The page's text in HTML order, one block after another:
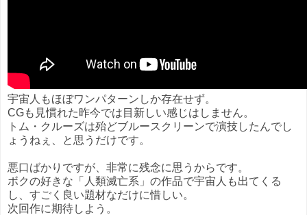
宇宙人もほぼワンパターンしか存在せず。
CGも見慣れた昨今では目新しい感じはしません。
トム・クルーズは殆どブルースクリーンで演技したんでし
ょうねぇ、と思うだけです。
悪口ばかりですが、非常に残念に思うからです。
ボクの好きな「人類滅亡系」の作品で宇宙人も出てくる
し、すごく良い題材なだけに惜しい。
次回作に期待しよう。